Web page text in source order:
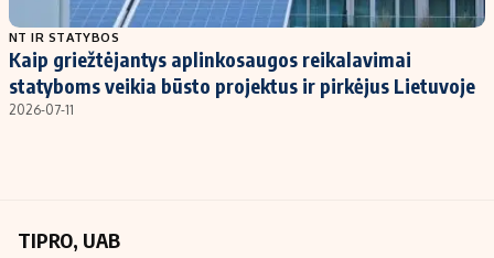
NT IR STATYBOS
Kaip griežtėjantys aplinkosaugos reikalavimai
statyboms veikia būsto projektus ir pirkėjus Lietuvoje
2026-07-11
TIPRO, UAB